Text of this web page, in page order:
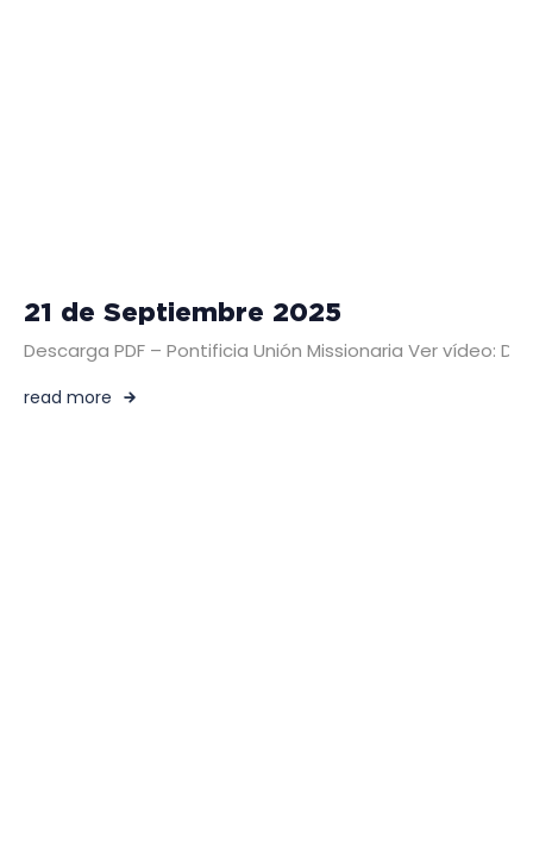
21 de Septiembre 2025
Descarga PDF – Pontificia Unión Missionaria Ver vídeo:
read more